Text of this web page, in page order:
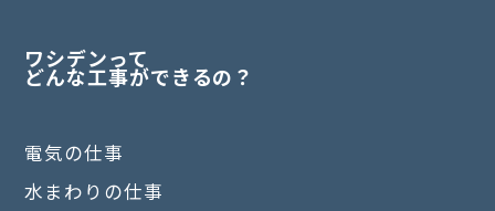
ワシデンって
どんな工事ができるの？
電気の仕事
水まわりの仕事